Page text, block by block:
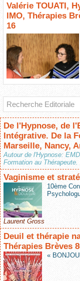
Valérie TOUATI,
IMO, Thérapies
16
De l'Hypnose, de
Intégrative. De la
Marseille, Nancy,
Autour de l'Hypnose:
Formation au
Vaginisme et
10ème
Laurent Gross
Deuil et thérapie
Thérapies Brèves
«